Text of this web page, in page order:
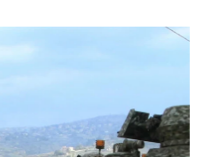
من نحن
شروط الاستخدام
شروط الإشتراك